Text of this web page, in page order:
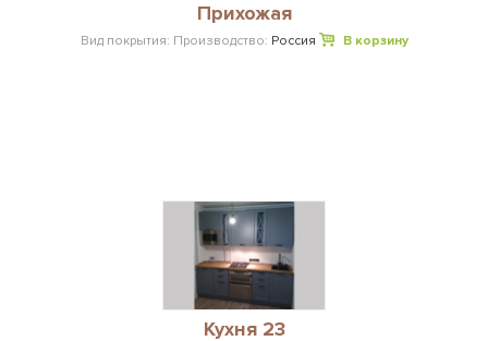
Прихожая
Вид покрытия: Производство: Россия В корзину
Кухня 23